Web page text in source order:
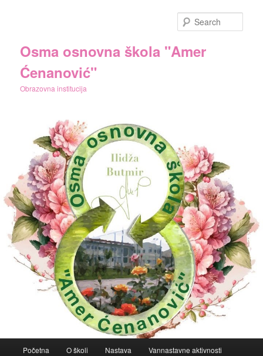
Osma osnovna škola "Amer
Ćenanović"
Obrazovna institucija
Početna O školi Nastava Vannastavne aktivnosti